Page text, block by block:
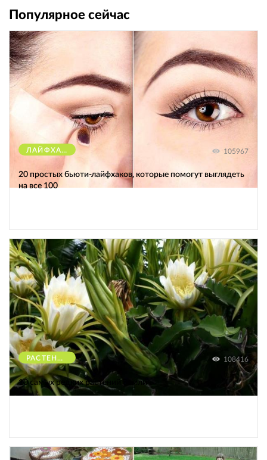
Популярное сейчас
ЛАЙФХАКИ 105967
20 простых бьюти-лайфхаков, которые помогут выглядеть
на все 100
РАСТЕНИЯ 108416
10 самых редких растений Земли